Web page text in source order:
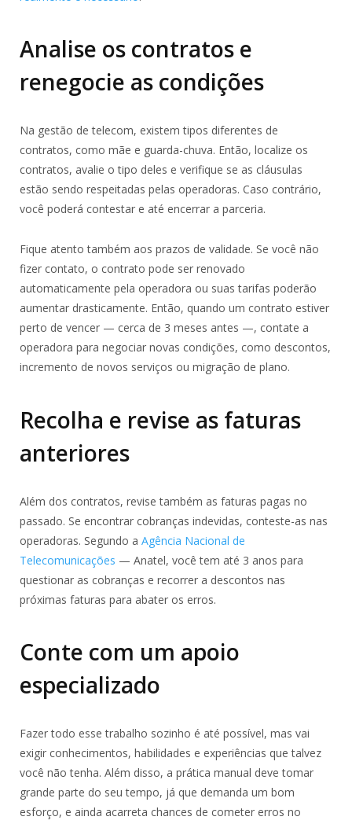
Analise os contratos e
renegocie as condições
Na gestão de telecom, existem tipos diferentes de
contratos, como mãe e guarda-chuva. Então, localize os
contratos, avalie o tipo deles e verifique se as cláusulas
estão sendo respeitadas pelas operadoras. Caso contrário,
você poderá contestar e até encerrar a parceria.
Fique atento também aos prazos de validade. Se você não
fizer contato, o contrato pode ser renovado
automaticamente pela operadora ou suas tarifas poderão
aumentar drasticamente. Então, quando um contrato estiver
perto de vencer — cerca de 3 meses antes —, contate a
operadora para negociar novas condições, como descontos,
incremento de novos serviços ou migração de plano.
Recolha e revise as faturas
anteriores
Além dos contratos, revise também as faturas pagas no
passado. Se encontrar cobranças indevidas, conteste-as nas
operadoras. Segundo a Agência Nacional de
Telecomunicações — Anatel, você tem até 3 anos para
questionar as cobranças e recorrer a descontos nas
próximas faturas para abater os erros.
Conte com um apoio
especializado
Fazer todo esse trabalho sozinho é até possível, mas vai
exigir conhecimentos, habilidades e experiências que talvez
você não tenha. Além disso, a prática manual deve tomar
grande parte do seu tempo, já que demanda um bom
esforço, e ainda acarreta chances de cometer erros no